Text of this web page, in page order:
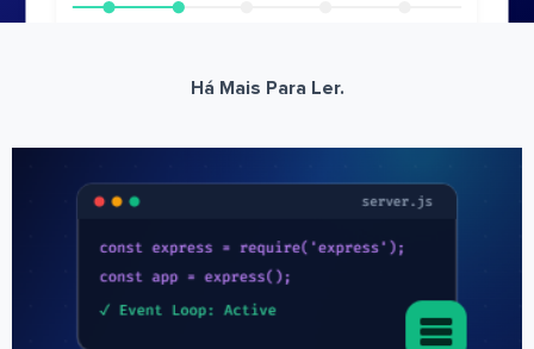
Há Mais Para Ler.